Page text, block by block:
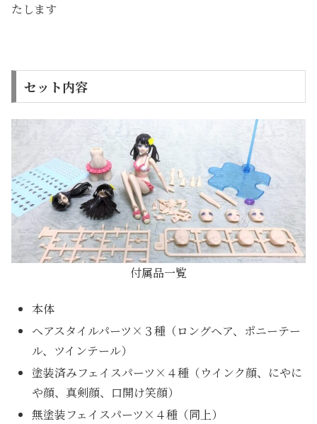
たします
セット内容
付属品一覧
本体
ヘアスタイルパーツ×３種（ロングヘア、ポニーテー
ル、ツインテール）
塗装済みフェイスパーツ×４種（ウインク顔、にやに
や顔、真剣顔、口開け笑顔）
無塗装フェイスパーツ×４種（同上）